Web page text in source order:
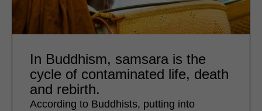
In Buddhism, samsara is the
cycle of contaminated life, death
and rebirth.
According to Buddhists, putting into